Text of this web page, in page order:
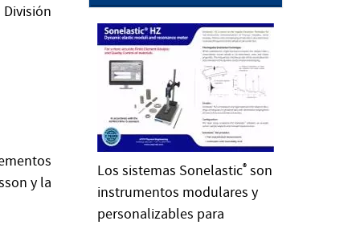
y la
Los sistemas Sonelastic® son
instrumentos modulares y
personalizables para